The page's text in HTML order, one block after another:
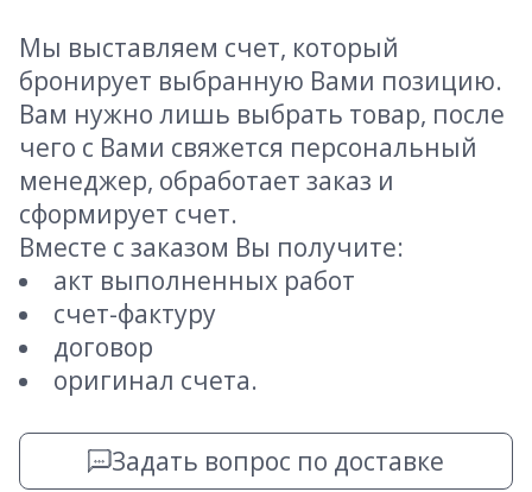
Мы выставляем счет, который
бронирует выбранную Вами позицию.
Вам нужно лишь выбрать товар, после
чего с Вами свяжется персональный
менеджер, обработает заказ и
сформирует счет.
Вместе с заказом Вы получите:
акт выполненных работ
счет-фактуру
договор
оригинал счета.
Задать вопрос по доставке